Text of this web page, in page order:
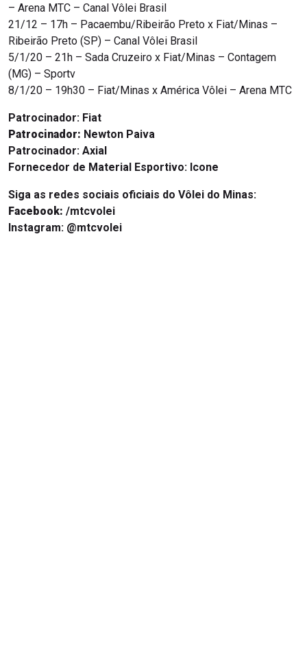
– Arena MTC – Canal Vôlei Brasil
21/12 – 17h – Pacaembu/Ribeirão Preto x Fiat/Minas –
Ribeirão Preto (SP) – Canal Vôlei Brasil
5/1/20 – 21h – Sada Cruzeiro x Fiat/Minas – Contagem
(MG) – Sportv
8/1/20 – 19h30 – Fiat/Minas x América Vôlei – Arena MTC
Patrocinador: Fiat
Patrocinador: Newton Paiva
Patrocinador: Axial
Fornecedor de Material Esportivo: Icone
Siga as redes sociais oficiais do Vôlei do Minas:
Facebook: /mtcvolei
Instagram: @mtcvolei